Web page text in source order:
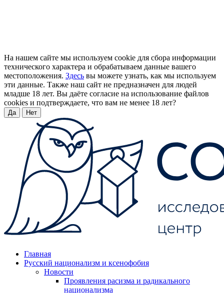
На нашем сайте мы используем cookie для сбора информации
технического характера и обрабатываем данные вашего
местоположения. Здесь вы можете узнать, как мы используем
эти данные. Также наш сайт не предназначен для людей
младше 18 лет. Вы даёте согласие на использование файлов
cookies и подтверждаете, что вам не менее 18 лет?
Да Нет
Главная
Русский национализм и ксенофобия
Новости
Проявления расизма и радикального
национализма